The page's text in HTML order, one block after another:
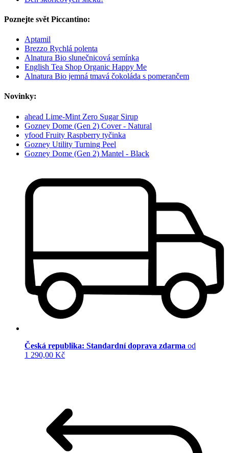
Poznejte svět Piccantino:
Aptamil
Brezzo Rychlá polenta
Alnatura Bio slunečnicová semínka
English Tea Shop Organic Happy Me
Alnatura Bio jemná tmavá čokoláda s pomerančem
Novinky:
ahead Lime-Mint Zero Sugar Sirup
Gozney Dome (Gen 2) Cover - Natural
yfood Fruity Raspberry tyčinka
Gozney Utility Turning Peel
Gozney Dome (Gen 2) Mantel - Black
Česká republika: Standardní doprava zdarma od
1 290,00 Kč